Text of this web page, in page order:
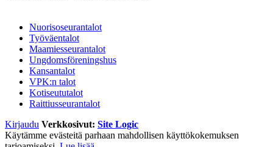
Nuorisoseurantalot
Työväentalot
Maamiesseurantalot
Ungdomsföreningshus
Kansantalot
VPK:n talot
Kotiseututalot
Raittiusseurantalot
Kirjaudu Verkkosivut: Site Logic
Käytämme evästeitä parhaan mahdollisen käyttökokemuksen